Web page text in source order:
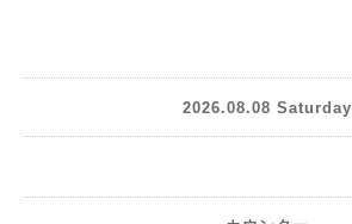
2026.08.08 Saturday